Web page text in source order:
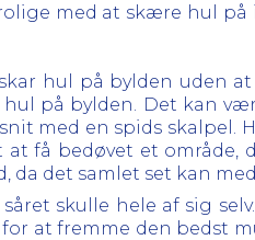
med at skære hul
hul på bylden uden
på bylden. Det kan
med en spids skalpel.
få bedøvet et
da det samlet set kan
skulle hele af sig
at fremme den bedst